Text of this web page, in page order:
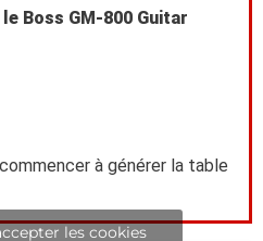
Boss GM-800 Guitar
à générer la table
les cookies